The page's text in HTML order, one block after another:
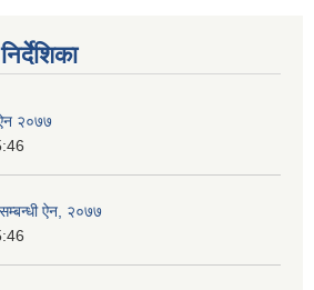
२०७७
सम्बन्धी ऐन, २०७७